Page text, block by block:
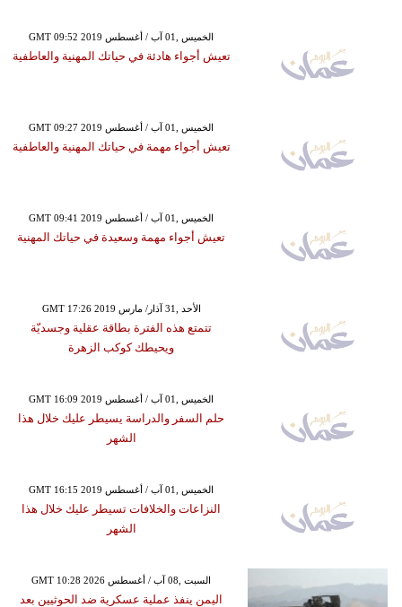
GMT 09:52 2019 الخميس ,01 آب / أغسطس
تعيش أجواء هادئة في حياتك المهنية والعاطفية
GMT 09:27 2019 الخميس ,01 آب / أغسطس
تعيش أجواء مهمة في حياتك المهنية والعاطفية
GMT 09:41 2019 الخميس ,01 آب / أغسطس
تعيش أجواء مهمة وسعيدة في حياتك المهنية
GMT 17:26 2019 الأحد ,31 آذار/ مارس
تتمتع هذه الفترة بطاقة عقلية وجسديّة
ويحيطك كوكب الزهرة
GMT 16:09 2019 الخميس ,01 آب / أغسطس
حلم السفر والدراسة يسيطر عليك خلال هذا
الشهر
GMT 16:15 2019 الخميس ,01 آب / أغسطس
النزاعات والخلافات تسيطر عليك خلال هذا
الشهر
GMT 10:28 2026 السبت ,08 آب / أغسطس
اليمن ينفذ عملية عسكرية ضد الحوثيين بعد